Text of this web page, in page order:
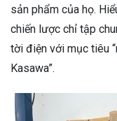
sản phẩm của họ.
chiến lược chỉ tập
tời điện với mục tiêu
Kasawa”.